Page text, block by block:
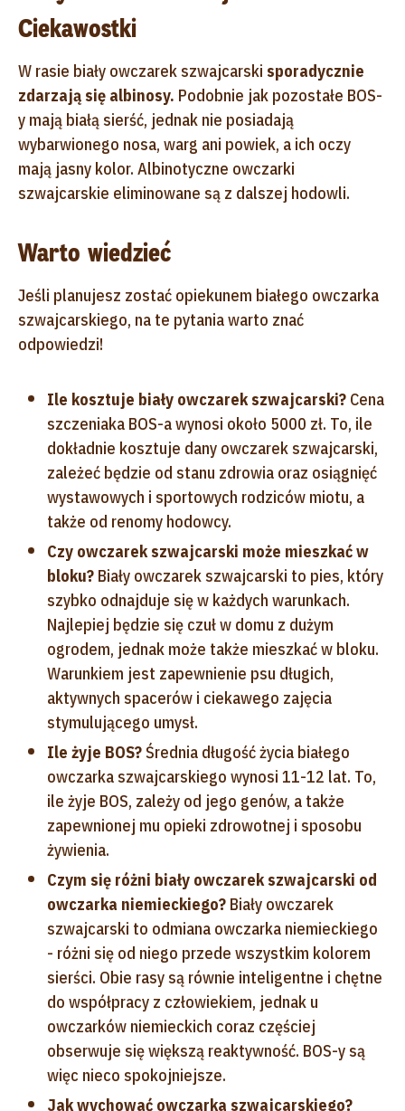
Ciekawostki
W rasie biały owczarek szwajcarski sporadycznie
zdarzają się albinosy. Podobnie jak pozostałe BOS-
y mają białą sierść, jednak nie posiadają
wybarwionego nosa, warg ani powiek, a ich oczy
mają jasny kolor. Albinotyczne owczarki
szwajcarskie eliminowane są z dalszej hodowli.
Warto wiedzieć
Jeśli planujesz zostać opiekunem białego owczarka
szwajcarskiego, na te pytania warto znać
odpowiedzi!
Ile kosztuje biały owczarek szwajcarski? Cena
szczeniaka BOS-a wynosi około 5000 zł. To, ile
dokładnie kosztuje dany owczarek szwajcarski,
zależeć będzie od stanu zdrowia oraz osiągnięć
wystawowych i sportowych rodziców miotu, a
także od renomy hodowcy.
Czy owczarek szwajcarski może mieszkać w
bloku? Biały owczarek szwajcarski to pies, który
szybko odnajduje się w każdych warunkach.
Najlepiej będzie się czuł w domu z dużym
ogrodem, jednak może także mieszkać w bloku.
Warunkiem jest zapewnienie psu długich,
aktywnych spacerów i ciekawego zajęcia
stymulującego umysł.
Ile żyje BOS?Średnia długość życia białego
owczarka szwajcarskiego wynosi 11-12 lat. To,
ile żyje BOS, zależy od jego genów, a także
zapewnionej mu opieki zdrowotnej i sposobu
żywienia.
Czym się różni biały owczarek szwajcarski od
owczarka niemieckiego? Biały owczarek
szwajcarski to odmiana owczarka niemieckiego
- różni się od niego przede wszystkim kolorem
sierści. Obie rasy są równie inteligentne i chętne
do współpracy z człowiekiem, jednak u
owczarków niemieckich coraz częściej
obserwuje się większą reaktywność. BOS-y są
więc nieco spokojniejsze.
Jak wychować owczarka szwajcarskiego?